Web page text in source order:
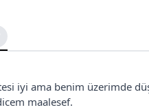
iyi ama benim üzerimde
maalesef.